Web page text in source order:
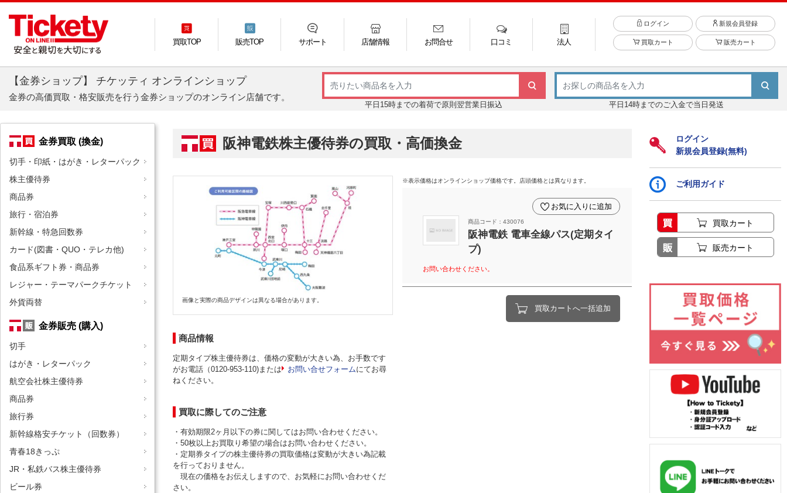
買取TOP 販売TOP サポート
FAQ ご利用ガイド
店舗情報 お問合せ
LINE お電話 メール
口コミ 法人
ログイン 新規会員登録
買取カート 販売カート
【金券ショップ】 チケッティ オンラインショップ
金券の高価買取・格安販売を行う金券ショップのオンライン店舗です。
平日15時までの着荷で原則翌営業日振込 平日14時までのご入金で当日発送
金券買取 (換金)
切手・印紙・はがき・レターパック
株主優待券
商品券
旅行・宿泊券
新幹線・特急回数券
カード(図書・QUO・テレカ他)
食品系ギフト券・商品券
レジャー・テーマパークチケット
外貨両替
金券販売 (購入)
切手
はがき・レターパック
航空会社株主優待券
商品券
旅行券
新幹線格安チケット（回数券）
青春18きっぷ
JR・私鉄バス株主優待券
ビール券
阪神電鉄株主優待券の買取・高価換金
画像と実際の商品デザインは異なる場合があります。
商品情報
定期タイプ株主優待券は、価格の変動が大きい為、お手数です
がお電話（0120-953-110)または
お問い合せフォームにてお尋
ねください。
買取に際してのご注意
・有効期限2ヶ月以下の券に関してはお問い合わせください。
・50枚以上お買取り希望の場合はお問い合わせください。
・定期券タイプの株主優待券の買取価格は変動が大きい為記載
を行っておりません。
現在の価格をお伝えしますので、お気軽にお問い合わせくだ
さい。
※表示価格はオンラインショップ価格です。店頭価格とは異なります。
商品コード：430076
阪神電鉄 電車全線パス(定期タイ
プ)
お気に入りに追加
お問い合わせください。
買取カートへ一括追加
ログイン
新規会員登録(無料)
ご利用ガイド
買取カート
販売カート